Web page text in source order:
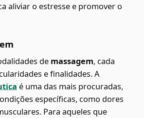
aliviar o estresse e promover o
de massagem, cada
e finalidades. A
é uma das mais procuradas,
específicas, como dores
Para aqueles que